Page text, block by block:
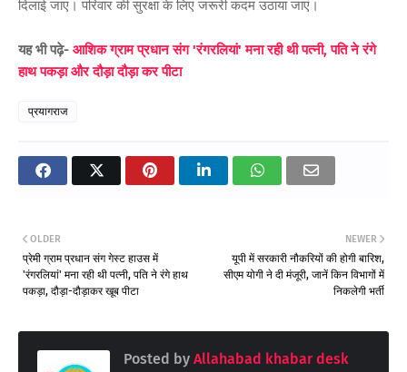
दिलाई जाए। परिवार की सुरक्षा के लिए जरूरी कदम उठाया जाएं।
यह भी पढ़े- आशिक ग्राम प्रधान संग 'रंगरलियां' मना रही थी पत्नी, पति ने रंगे
हाथ पकड़ा और दौड़ा दौड़ा कर पीट
प्रयागराज
NEWER
यूपी में सरकारी नौकरियों की होगी बारिश,
सीएम योगी ने दी मंजूरी, जानें किन विभागों में
निकलेगी भर्ती
OLDER
प्रेमी ग्राम प्रधान संग गेस्ट हाउस में
'रंगरलियां' मना रही थी पत्नी, पति ने रंगे हाथ
पकड़ा, दौड़ा-दौड़ाकर खूब पीटा
Posted by Allahabad khabar desk